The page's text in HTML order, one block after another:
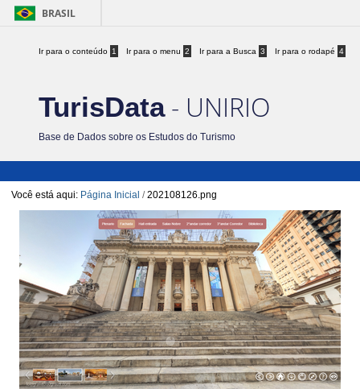
BRASIL
Ir para o conteúdo 1 Ir para o menu 2 Ir para a Busca 3 Ir para o rodapé 4
TurisData- UNIRIO
Base de Dados sobre os Estudos do Turismo
Você está aqui: Página Inicial /202108126.png